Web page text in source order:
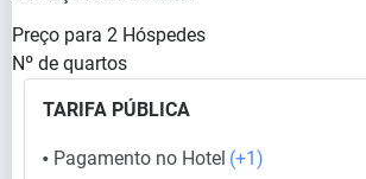
Preço para 2 Hóspedes
Nº de quartos
TARIFA PÚBLICA
⬤ Pagamento no Hotel (+1)